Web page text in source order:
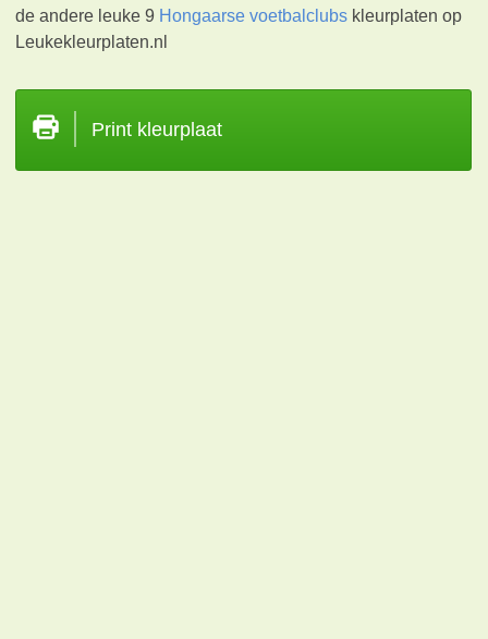
de andere leuke 9 Hongaarse voetbalclubs kleurplaten op
Leukekleurplaten.nl
Print kleurplaat